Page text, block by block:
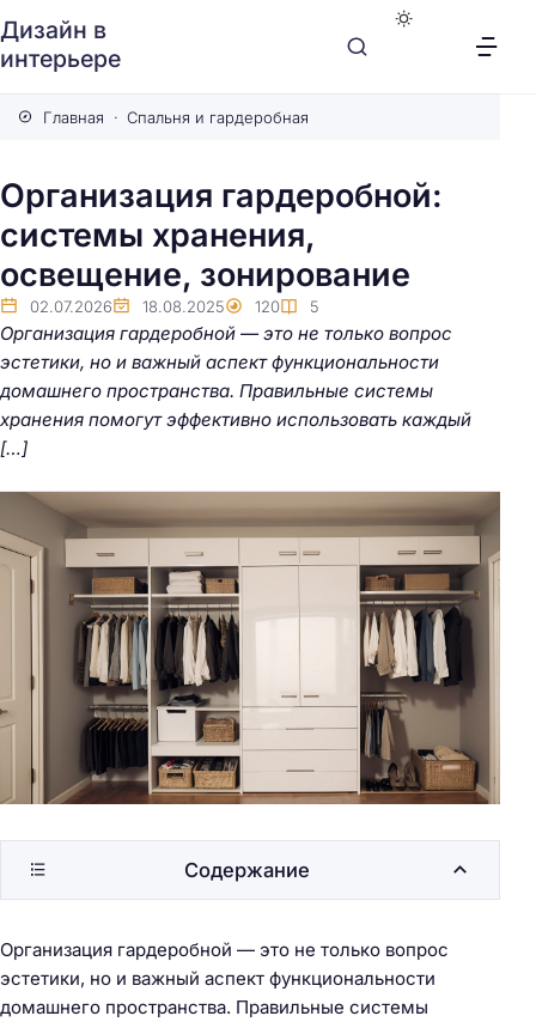
Дизайн в
интерьере
Главная Спальня и гардеробная
Организация гардеробной:
системы хранения,
освещение, зонирование
02.07.2026 18.08.2025 120 5
Организация гардеробной — это не только вопрос
эстетики, но и важный аспект функциональности
домашнего пространства. Правильные системы
хранения помогут эффективно использовать каждый
[…]
Организация гардеробной — это не только вопрос
эстетики, но и важный аспект функциональности
домашнего пространства. Правильные системы
Содержание